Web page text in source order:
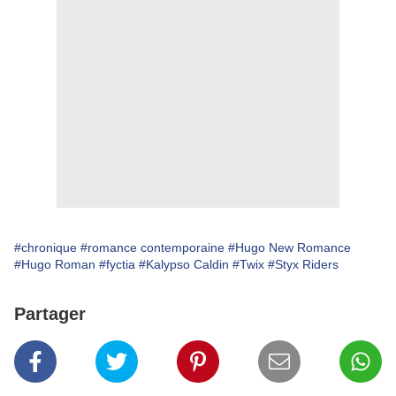
#chronique #romance contemporaine #Hugo New Romance
#Hugo Roman #fyctia #Kalypso Caldin #Twix #Styx Riders
Partager